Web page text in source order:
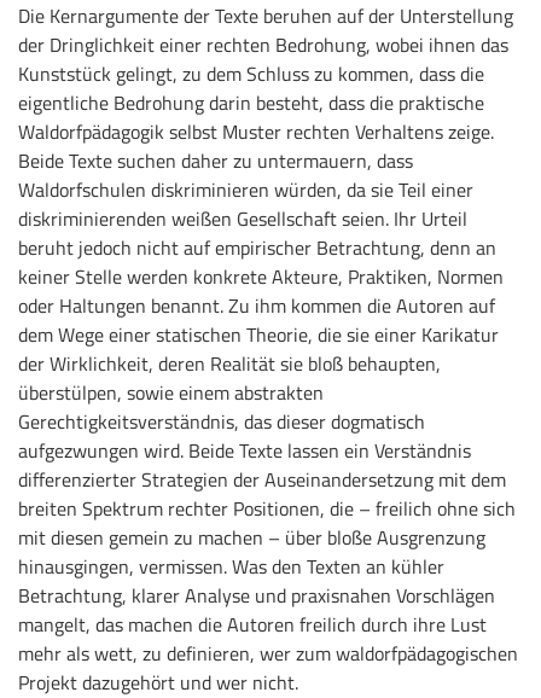
Die Kernargumente der Texte beruhen auf der Unterstellung
der Dringlichkeit einer rechten Bedrohung, wobei ihnen das
Kunststück gelingt, zu dem Schluss zu kommen, dass die
eigentliche Bedrohung darin besteht, dass die praktische
Waldorfpädagogik selbst Muster rechten Verhaltens zeige.
Beide Texte suchen daher zu untermauern, dass
Waldorfschulen diskriminieren würden, da sie Teil einer
diskriminierenden weißen Gesellschaft seien. Ihr Urteil
beruht jedoch nicht auf empirischer Betrachtung, denn an
keiner Stelle werden konkrete Akteure, Praktiken, Normen
oder Haltungen benannt. Zu ihm kommen die Autoren auf
dem Wege einer statischen Theorie, die sie einer Karikatur
der Wirklichkeit, deren Realität sie bloß behaupten,
überstülpen, sowie einem abstrakten
Gerechtigkeitsverständnis, das dieser dogmatisch
aufgezwungen wird. Beide Texte lassen ein Verständnis
differenzierter Strategien der Auseinandersetzung mit dem
breiten Spektrum rechter Positionen, die – freilich ohne sich
mit diesen gemein zu machen – über bloße Ausgrenzung
hinausgingen, vermissen. Was den Texten an kühler
Betrachtung, klarer Analyse und praxisnahen Vorschlägen
mangelt, das machen die Autoren freilich durch ihre Lust
mehr als wett, zu definieren, wer zum waldorfpädagogischen
Projekt dazugehört und wer nicht.